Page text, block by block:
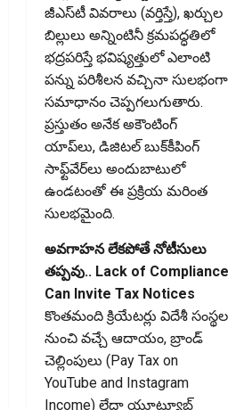
జీఎస్‌టీ వివరాలు (వర్తిస్తే), ఖర్చుల
బిల్లులు అన్నింటినీ క్రమపద్ధతిలో
భద్రపరిస్తే భవిష్యత్తులో ఎలాంటి
పన్ను పరిశీలన వచ్చినా సులభంగా
సమాధానం చెప్పగలుగుతారు.
ప్రస్తుతం అనేక అకౌంటింగ్‌
యాప్‌లు, డిజిటల్‌ బుక్‌కీపింగ్‌
సాఫ్ట్‌వేర్‌లు అందుబాటులో
ఉండటంతో ఈ ప్రక్రియ మరింత
సులభమైంది.
అవగాహన లేకపోతే నోటీసులు
తప్పవు.. Lack of Compliance
Can Invite Tax Notices
కొంతమంది క్రియేటర్లు విదేశీ సంస్థల
నుంచి వచ్చే ఆదాయం, బ్రాండ్‌
చెల్లింపులు (Pay Tax on
YouTube and Instagram
Income) లేదా యూట్యూబ్‌